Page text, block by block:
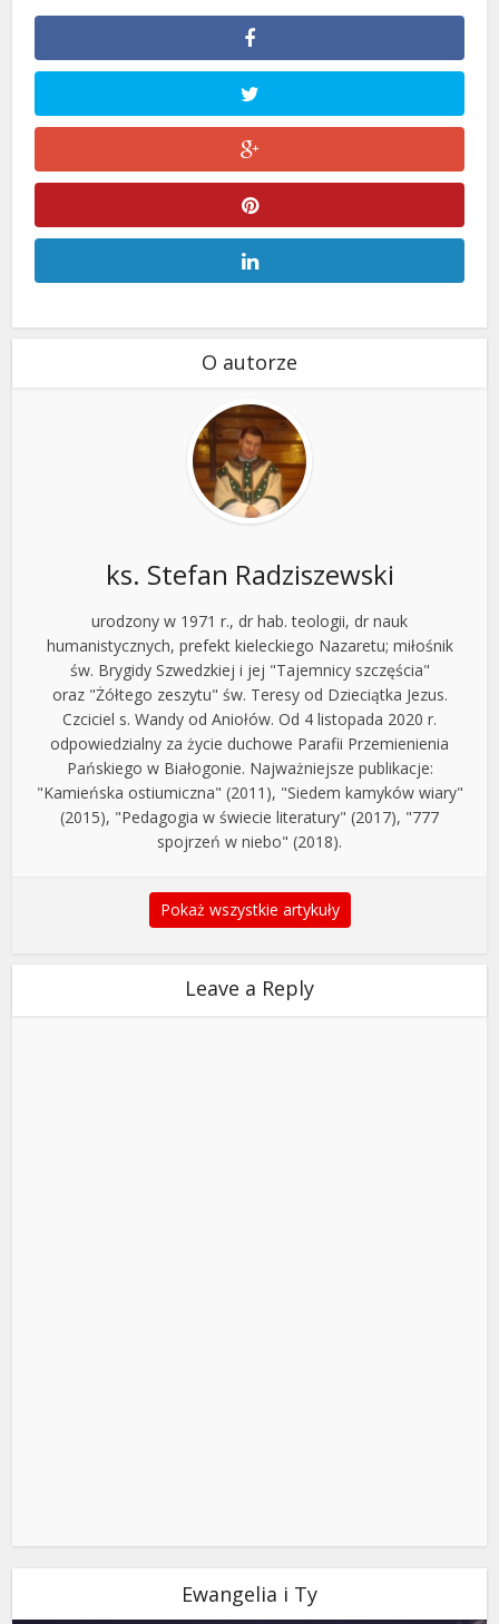
O autorze
ks. Stefan Radziszewski
urodzony w 1971 r., dr hab. teologii, dr nauk
humanistycznych, prefekt kieleckiego Nazaretu; miłośnik
św. Brygidy Szwedzkiej i jej "Tajemnicy szczęścia"
oraz "Żółtego zeszytu" św. Teresy od Dzieciątka Jezus.
Czciciel s. Wandy od Aniołów. Od 4 listopada 2020 r.
odpowiedzialny za życie duchowe Parafii Przemienienia
Pańskiego w Białogonie. Najważniejsze publikacje:
"Kamieńska ostiumiczna" (2011), "Siedem kamyków wiary"
(2015), "Pedagogia w świecie literatury" (2017), "777
spojrzeń w niebo" (2018).
Pokaż wszystkie artykuły
Leave a Reply
Ewangelia i Ty